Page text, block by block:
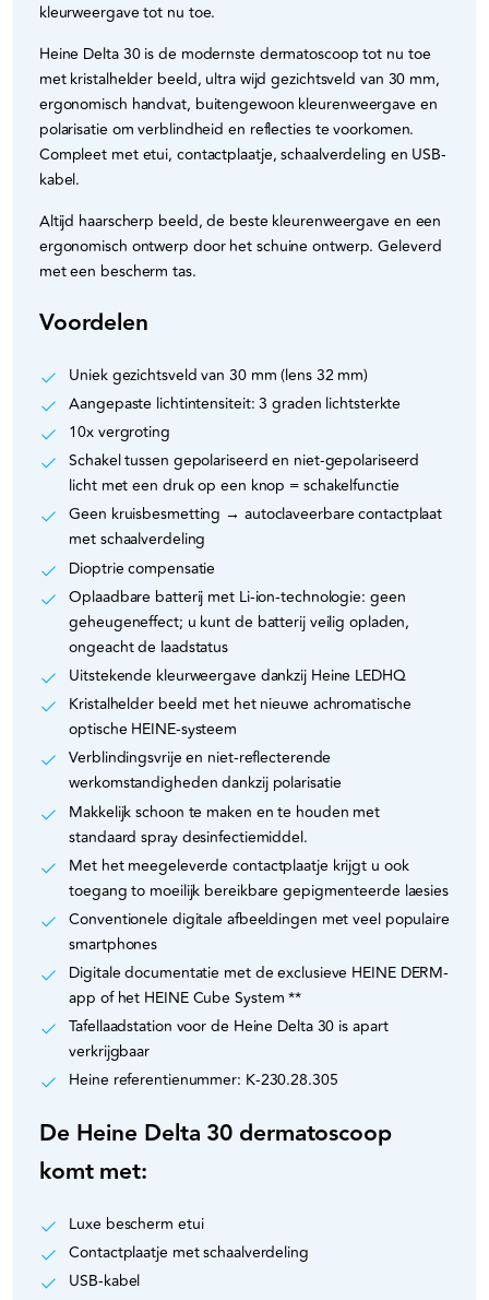
kleurweergave tot nu toe.
Heine Delta 30 is de modernste dermatoscoop tot nu toe
met kristalhelder beeld, ultra wijd gezichtsveld van 30 mm,
ergonomisch handvat, buitengewoon kleurenweergave en
polarisatie om verblindheid en reflecties te voorkomen.
Compleet met etui, contactplaatje, schaalverdeling en USB-
kabel.
Altijd haarscherp beeld, de beste kleurenweergave en een
ergonomisch ontwerp door het schuine ontwerp. Geleverd
met een bescherm tas.
Voordelen
Uniek gezichtsveld van 30 mm (lens 32 mm)
Aangepaste lichtintensiteit: 3 graden lichtsterkte
10x vergroting
Schakel tussen gepolariseerd en niet-gepolariseerd
licht met een druk op een knop = schakelfunctie
Geen kruisbesmetting → autoclaveerbare contactplaat
met schaalverdeling
Dioptrie compensatie
Oplaadbare batterij met Li-ion-technologie: geen
geheugeneffect; u kunt de batterij veilig opladen,
ongeacht de laadstatus
Uitstekende kleurweergave dankzij Heine LEDHQ
Kristalhelder beeld met het nieuwe achromatische
optische HEINE-systeem
Verblindingsvrije en niet-reflecterende
werkomstandigheden dankzij polarisatie
Makkelijk schoon te maken en te houden met
standaard spray desinfectiemiddel.
Met het meegeleverde contactplaatje krijgt u ook
toegang to moeilijk bereikbare gepigmenteerde laesies
Conventionele digitale afbeeldingen met veel populaire
smartphones
Digitale documentatie met de exclusieve HEINE DERM-
app of het HEINE Cube System **
Tafellaadstation voor de Heine Delta 30 is apart
verkrijgbaar
Heine referentienummer: K-230.28.305
De Heine Delta 30 dermatoscoop
komt met:
Luxe bescherm etui
Contactplaatje met schaalverdeling
USB-kabel